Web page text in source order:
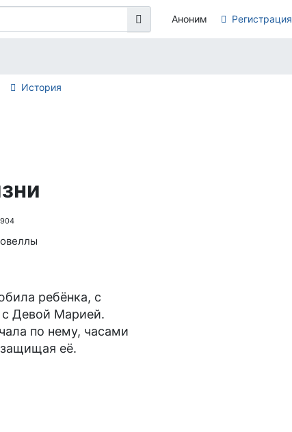
Аноним Регистрация
История
ребёнка, с
Девой Марией.
по нему, часами
защищая её.